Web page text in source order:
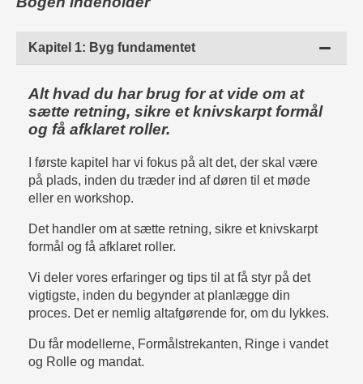
Kapitel 1: Byg fundamentet
Alt hvad du har brug for at vide om at
sætte retning, sikre et knivskarpt formål
og få afklaret roller.
I første kapitel har vi fokus på alt det, der skal være
på plads, inden du træder ind af døren til et møde
eller en workshop.
Det handler om at sætte retning, sikre et knivskarpt
formål og få afklaret roller.
Vi deler vores erfaringer og tips til at få styr på det
vigtigste, inden du begynder at planlægge din
proces. Det er nemlig altafgørende for, om du lykkes.
Du får modellerne, Formålstrekanten, Ringe i vandet
og Rolle og mandat.